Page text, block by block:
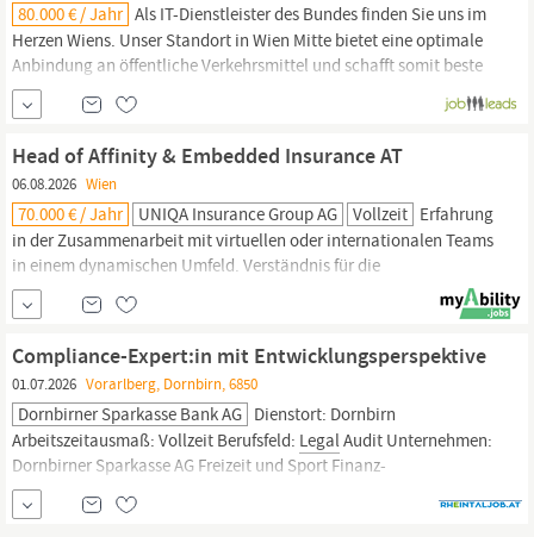
80.000 € / Jahr Als IT-Dienstleister des Bundes finden Sie uns im
Herzen Wiens. Unser Standort in Wien Mitte bietet eine optimale
Anbindung an öffentliche Verkehrsmittel und schafft somit beste
Voraussetzungen für alle unsere Mitarbeitenden. Wir vergeben
Topjobs mit Sinn! Senior
Counsel (w/m/d) Ref. 3271 Wien
Head of Affinity & Embedded Insurance AT
06.08.2026 Wien
70.000 € / Jahr UNIQA Insurance Group AG Vollzeit Erfahrung
in der Zusammenarbeit mit virtuellen oder internationalen Teams
in einem dynamischen Umfeld. Verständnis für die
Zusammenarbeit mit Fachbereichen wie Produkt, IT,
oder
Operations sowie die Fähigkeit, Themen bereichsübergreifend
setzen bewusst auf unterschiedliche Perspektiven...
Compliance-Expert:in mit Entwicklungsperspektive
01.07.2026 Vorarlberg, Dornbirn, 6850
Dornbirner Sparkasse Bank AG Dienstort: Dornbirn
Arbeitszeitausmaß: Vollzeit Berufsfeld: LegalAudit Unternehmen:
Dornbirner Sparkasse AG Freizeit und Sport Finanz-
dienstleistungen Organisationen & Veranstaltungen Work-Life-
Balance Learning & Development Die Dornbirner Sparkasse ist